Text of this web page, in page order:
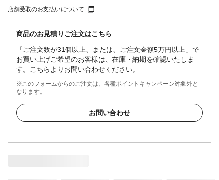
店舗受取のお支払いについて
商品のお見積りご注文はこちら
「ご注文数が31個以上、または、ご注文金額5万円以上」で
お買い上げご希望のお客様は、在庫・納期を確認いたしま
す。こちらよりお問い合わせください。
※このフォームからのご注文は、各種ポイントキャンペーン対象外と
なります。
お問い合わせ